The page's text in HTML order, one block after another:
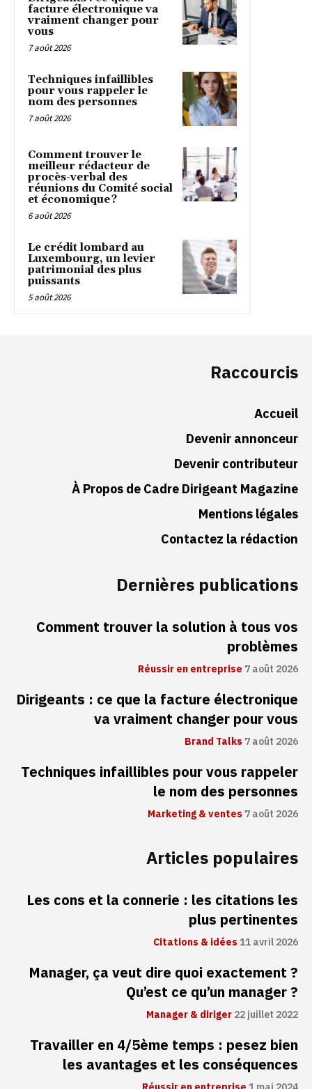
facture électronique va
vraiment changer pour
vous
7 août 2026
Techniques infaillibles
pour vous rappeler le
nom des personnes
7 août 2026
Comment trouver le
meilleur rédacteur de
procès-verbal des
réunions du Comité social
et économique ?
6 août 2026
Le crédit lombard au
Luxembourg, un levier
patrimonial des plus
puissants
5 août 2026
Raccourcis
Accueil
Devenir annonceur
Devenir contributeur
À Propos de Cadre Dirigeant Magazine
Mentions légales
Contactez la rédaction
Dernières publications
Comment trouver la solution à tous vos
problèmes
Réussir en entreprise 7 août 2026
Dirigeants : ce que la facture électronique
va vraiment changer pour vous
Brand Talks7 août 2026
Techniques infaillibles pour vous rappeler
le nom des personnes
Marketing & ventes7 août 2026
Articles populaires
Les cons et la connerie : les citations les
plus pertinentes
Citations & idées11 avril 2026
Manager, ça veut dire quoi exactement ?
Qu’est ce qu’un manager ?
Manager & diriger22 juillet 2022
Travailler en 4/5ème temps : pesez bien
les avantages et les conséquences